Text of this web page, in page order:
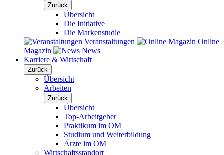
Zurück
Übersicht
Die Initiative
Die Markenstudie
Veranstaltungen
Online
Magazin
News
Karriere & Wirtschaft
Zurück
Übersicht
Arbeiten
Zurück
Übersicht
Top-Arbeitgeber
Praktikum im OM
Studium und Weiterbildung
Ärzte im OM
Wirtschaftsstandort